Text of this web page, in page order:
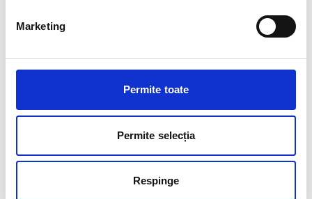
Marketing
Permite toate
Permite selecția
Respinge